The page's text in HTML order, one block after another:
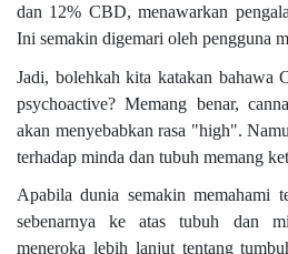
dan 12% CBD, menawarkan
Ini semakin digemari oleh pengguna
Jadi, bolehkah kita katakan bahawa
psychoactive? Memang benar,
akan menyebabkan rasa "high".
terhadap minda dan tubuh memang
Apabila dunia semakin memahami
sebenarnya ke atas tubuh dan
meneroka lebih lanjut tentang